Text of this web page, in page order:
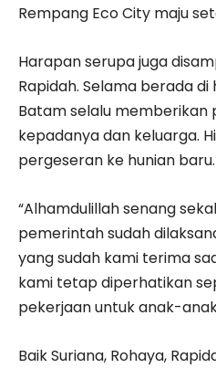
Rempang Eco City maju
Harapan serupa juga
Rapidah. Selama berada di
Batam selalu memberikan
kepadanya dan keluarga.
pergeseran ke hunian baru.
“Alhamdulillah senang
pemerintah sudah
yang sudah kami terima
kami tetap diperhatikan
pekerjaan untuk anak-
Baik Suriana, Rohaya,